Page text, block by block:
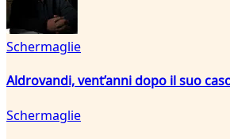
Schermaglie
Aldrovandi, vent’anni dopo il suo
Schermaglie